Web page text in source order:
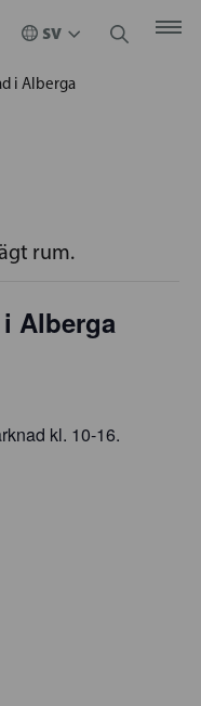
i Alberga
rum.
Alberga
kl. 10-16.